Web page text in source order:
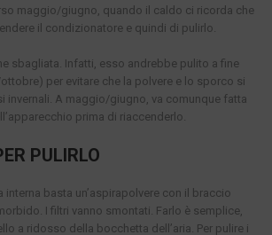
maggio/giugno, quando il caldo ci ricorda che
il condizionatore e quindi di pulirlo.
sbagliata. Infatti, esso andrebbe pulito a fine
per evitare che la polvere e lo sporco si
invernali. A maggio/giugno, va comunque fatta
prima di riaccenderlo.
PULIRLO
interna basta un’aspirapolvere con il braccio
I filtri vanno smontati. Farlo è semplice,
a ridosso della bocchetta dell’aria. Per pulire i